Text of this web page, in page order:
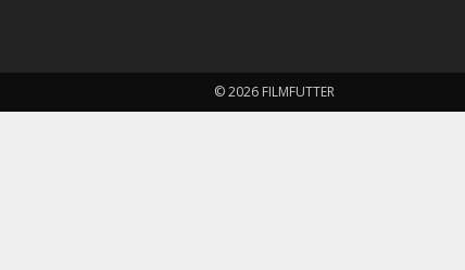
© 2026 FILMFUTTER